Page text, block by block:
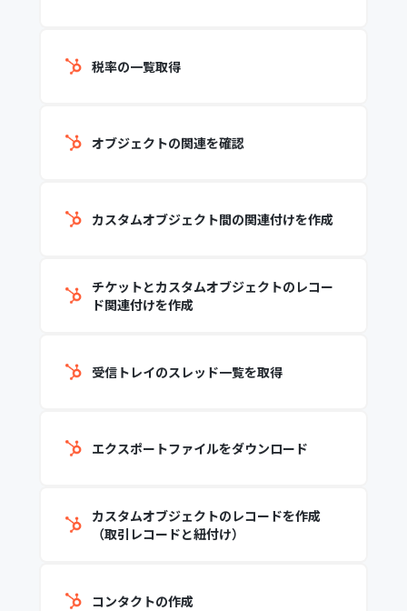
税率の一覧取得
オブジェクトの関連を確認
カスタムオブジェクト間の関連付けを作成
チケットとカスタムオブジェクトのレコー
ド関連付けを作成
受信トレイのスレッド一覧を取得
エクスポートファイルをダウンロード
カスタムオブジェクトのレコードを作成
（取引レコードと紐付け）
コンタクトの作成